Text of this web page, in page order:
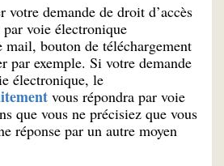
votre demande de droit d’accès
voie électronique
mail, bouton de téléchargement
par exemple. Si votre demande
électronique, le
vous répondra par voie
que vous ne précisiez que vous
réponse par un autre moyen